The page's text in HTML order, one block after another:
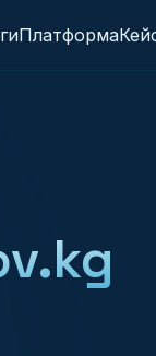
Платформа